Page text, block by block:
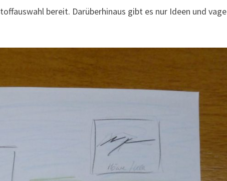
bereit. Darüberhinaus gibt es nur Ideen und vage